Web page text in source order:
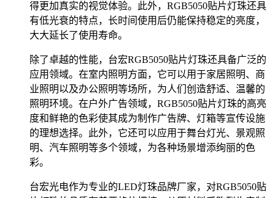
得更加真实的视觉体验。此外，RGB5050贴片灯珠还具
有低光衰的特点，长时间使用后仍能保持稳定的亮度，
大大延长了使用寿命。
除了卓越的性能，台宏RGB5050贴片灯珠还具备广泛的
应用领域。在室内照明方面，它可以用于家居照明、商
业照明以及办公照明等场所，为人们创造舒适、温馨的
照明环境。在户外广告领域，RGB5050贴片灯珠的高亮
度和鲜艳的色彩使其成为制作广告牌、灯箱等宣传设施
的理想选择。此外，它还可以应用于舞台灯光、景观照
明、汽车照明等多个领域，为各种场景增添绚丽的色
彩。
台宏光电作为专业的LED灯珠品牌厂家，对RGB5050贴